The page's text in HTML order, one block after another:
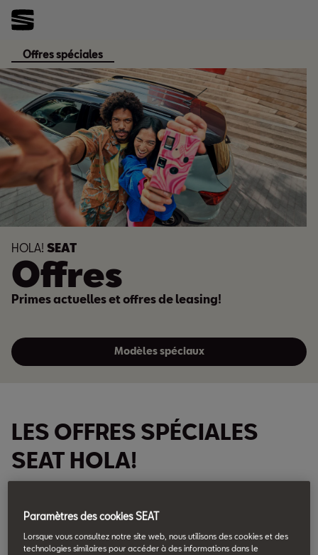
Offres spéciales
HOLA! SEAT
Offres
Primes actuelles et offres de leasing!
Modèles spéciaux
LES OFFRES SPÉCIALES
SEAT HOLA!
New Ibiza
Paramètres des cookies SEAT
Lorsque vous consultez notre site web, nous utilisons des cookies et des
technologies similaires pour accéder à des informations dans le